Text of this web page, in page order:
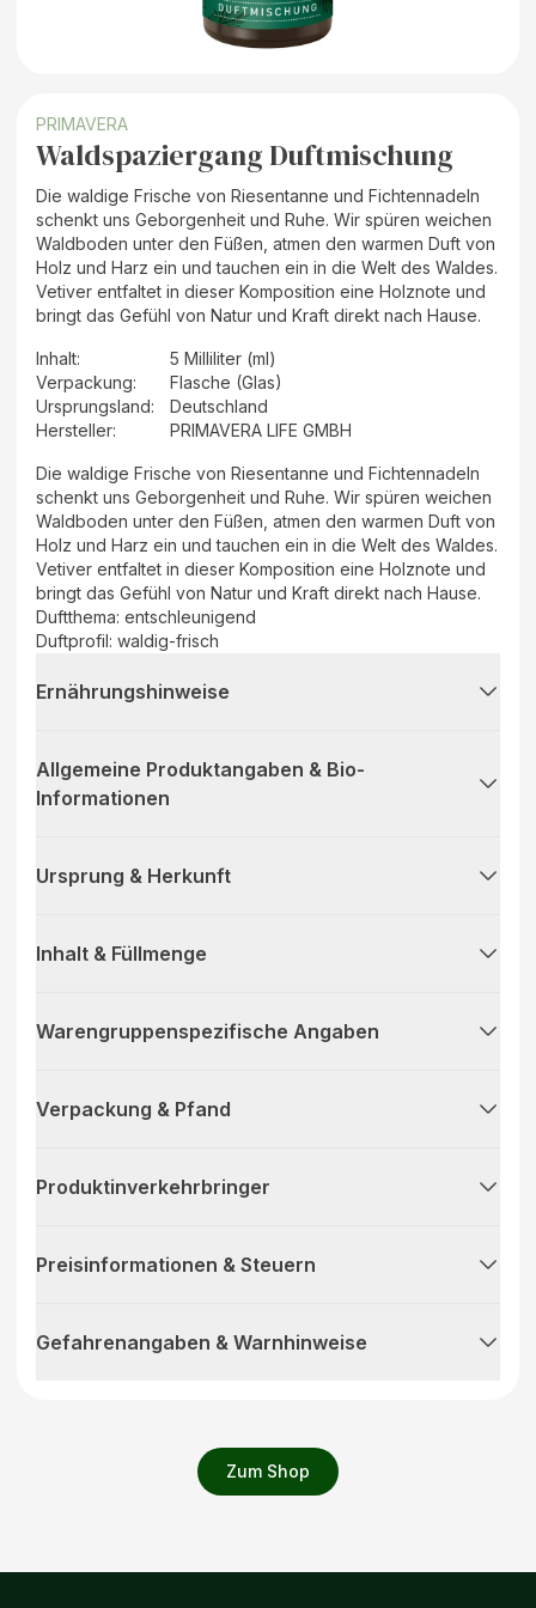
Zum Shop
PRIMAVERA
Waldspaziergang Duftmischung
Die waldige Frische von Riesentanne und Fichtennadeln
schenkt uns Geborgenheit und Ruhe. Wir spüren weichen
Waldboden unter den Füßen, atmen den warmen Duft von
Holz und Harz ein und tauchen ein in die Welt des Waldes.
Vetiver entfaltet in dieser Komposition eine Holznote und
bringt das Gefühl von Natur und Kraft direkt nach Hause.
Inhalt:
5 Milliliter (ml)
Verpackung:
Flasche (Glas)
Ursprungsland:
Deutschland
Hersteller: PRIMAVERA LIFE GMBH
Die waldige Frische von Riesentanne und Fichtennadeln
schenkt uns Geborgenheit und Ruhe. Wir spüren weichen
Waldboden unter den Füßen, atmen den warmen Duft von
Holz und Harz ein und tauchen ein in die Welt des Waldes.
Vetiver entfaltet in dieser Komposition eine Holznote und
bringt das Gefühl von Natur und Kraft direkt nach Hause.
Duftthema: entschleunigend
Duftprofil: waldig-frisch
Ernährungshinweise
Allgemeine Produktangaben & Bio-
Informationen
Ursprung & Herkunft
Inhalt & Füllmenge
Warengruppenspezifische Angaben
Verpackung & Pfand
Produktinverkehrbringer
Preisinformationen & Steuern
Gefahrenangaben & Warnhinweise